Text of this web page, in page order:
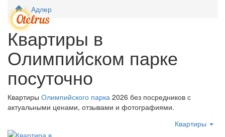
Адлер
Квартиры в
Олимпийском парке
посуточно
Квартиры Олимпийского парка 2026 без посредников с
актуальными ценами, отзывами и фотографиями.
Квартиры